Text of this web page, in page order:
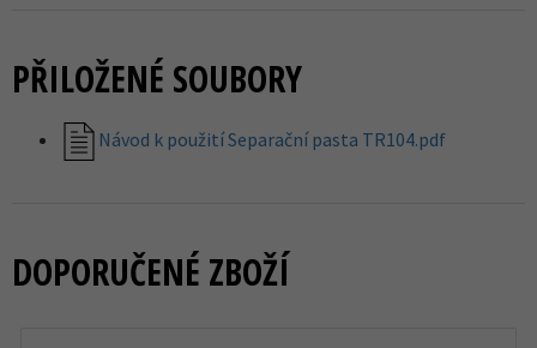
PŘILOŽENÉ SOUBORY
Návod k použití Separační pasta TR104.pdf
DOPORUČENÉ ZBOŽÍ